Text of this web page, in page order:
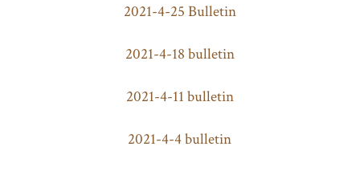
2021-4-25 Bulletin
2021-4-18 bulletin
2021-4-11 bulletin
2021-4-4 bulletin